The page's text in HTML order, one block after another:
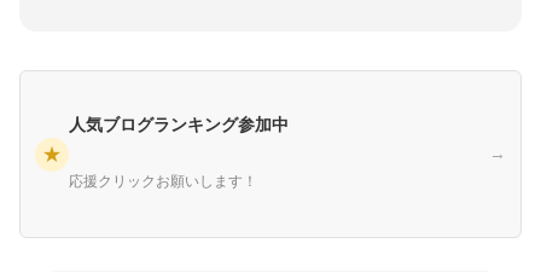
★
人気ブログランキング参加中
応援クリックお願いします！
→